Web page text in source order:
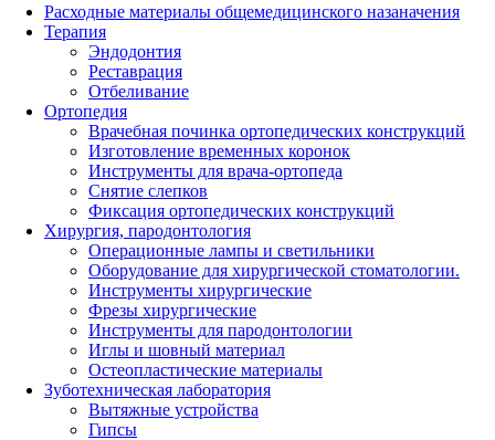
Расходные материалы общемедицинского назаначения
Терапия
Эндодонтия
Реставрация
Отбеливание
Ортопедия
Врачебная починка ортопедических конструкций
Изготовление временных коронок
Инструменты для врача-ортопеда
Снятие слепков
Фиксация ортопедических конструкций
Хирургия, пародонтология
Операционные лампы и светильники
Оборудование для хирургической стоматологии.
Инструменты хирургические
Фрезы хирургические
Инструменты для пародонтологии
Иглы и шовный материал
Остеопластические материалы
Зуботехническая лаборатория
Вытяжные устройства
Гипсы